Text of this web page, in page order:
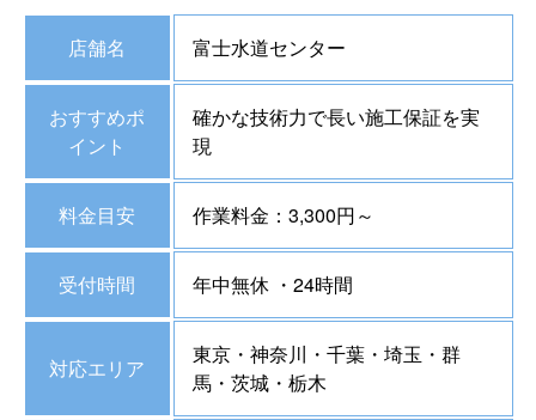
店舗名 富士水道センター
おすすめポ
イント
確かな技術力で長い施工保証を実
現
料金目安 作業料金：3,300円～
受付時間 年中無休 ・24時間
対応エリア
東京・神奈川・千葉・埼玉・群
馬・茨城・栃木